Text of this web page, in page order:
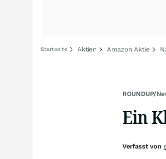
Startseite Aktien Amazon Aktie
ROUNDUP/
Ein
Verfasst von